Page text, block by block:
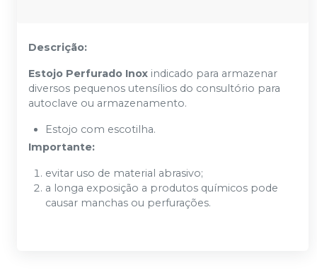
Descrição:
Estojo Perfurado Inox indicado para armazenar
diversos pequenos utensílios do consultório para
autoclave ou armazenamento.
Estojo com escotilha.
Importante:
evitar uso de material abrasivo;
a longa exposição a produtos químicos pode
causar manchas ou perfurações.